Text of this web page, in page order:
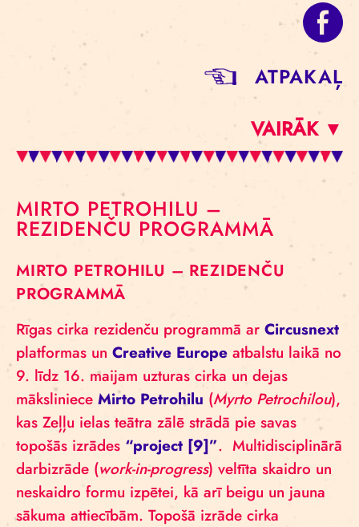
ATPAKAĻ
VAIRĀK ▼
MIRTO PETROHILU –
REZIDENČU PROGRAMMĀ
MIRTO PETROHILU – REZIDENČU
PROGRAMMĀ
Rīgas cirka rezidenču programmā ar Circusnext
platformas un Creative Europe atbalstu laikā no
9. līdz 16. maijam uzturas cirka un dejas
māksliniece Mirto Petrohilu (Myrto Petrochilou),
kas Zeļļu ielas teātra zālē strādā pie savas
topošās izrādes “project [9]”. Multidisciplinārā
darbizrāde (work-in-progress) veltīta skaidro un
neskaidro formu izpētei, kā arī beigu un jauna
sākuma attiecībām. Topošā izrāde cirka